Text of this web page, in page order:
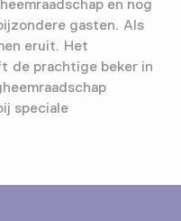
en nog
gasten. Als
eruit. Het
de prachtige beker in
speciale